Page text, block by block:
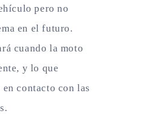
pero no
en el futuro.
cuando la moto
y lo que
contacto con las